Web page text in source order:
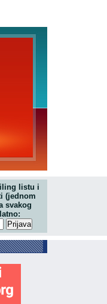
listu i
(jednom
svakog